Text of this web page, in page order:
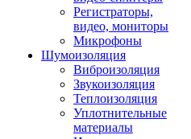
Регистраторы,
видео, мониторы
Микрофоны
Шумоизоляция
Виброизоляция
Звукоизоляция
Теплоизоляция
Уплотнительные
материалы